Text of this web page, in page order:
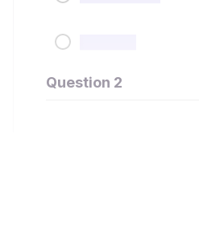
Question 2